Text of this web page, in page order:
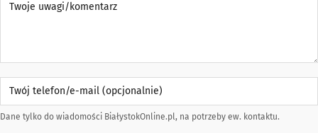
Twój telefon/e-mail (opcjonalnie)
Dane tylko do wiadomości BiałystokOnline.pl, na potrzeby ew. kontaktu.